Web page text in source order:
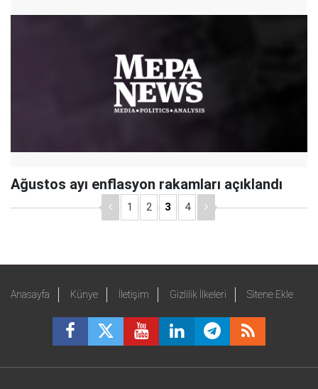
Ağustos ayı enflasyon rakamları açıklandı
1 2 3 4
Anasayfa Künye İletişim Gizlilik İlkeleri Sitene Ekle